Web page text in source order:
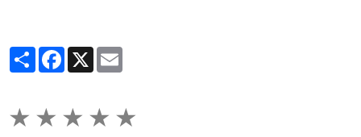
PartagerFacebook
X
★ ★ ★ ★ ★